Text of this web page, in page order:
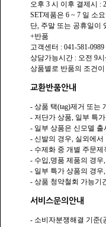
오후 3 시 이후 결제시 :
SET제품은 6 ~ 7 일 소
단, 주말 또는 공휴일이
+반품
고객센터 : 041-581-0989
상담가능시간 : 오전 9
상품별로 반품의 조건
교환반품안내
- 상품 택(tag)제거 또는
- 저단가 상품, 일부 특
- 일부 상품은 신모델
- 신발의 경우, 실외에
- 수제화 중 개별 주문
- 수입,명품 제품의 경
- 일부 특가 상품의 경
- 상품 청약철회 가능기
서비스문의안내
- 소비자분쟁해결 기준(